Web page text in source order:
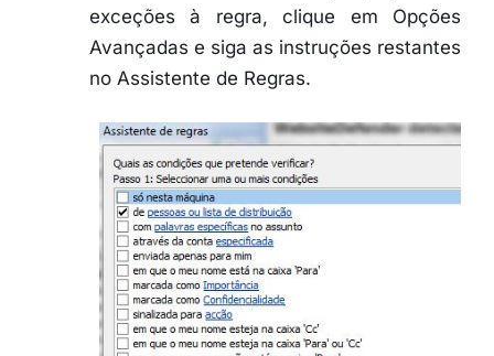
exceções à regra, clique em Opções
Avançadas e siga as instruções restantes
no Assistente de Regras.